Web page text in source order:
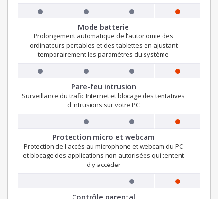
Mode batterie
Prolongement automatique de l'autonomie des
ordinateurs portables et des tablettes en ajustant
temporairement les paramètres du système
Pare-feu intrusion
Surveillance du trafic Internet et blocage des tentatives
d'intrusions sur votre PC
Protection micro et webcam
Protection de l'accès au microphone et webcam du PC
et blocage des applications non autorisées qui tentent
d'y accéder
Contrôle parental